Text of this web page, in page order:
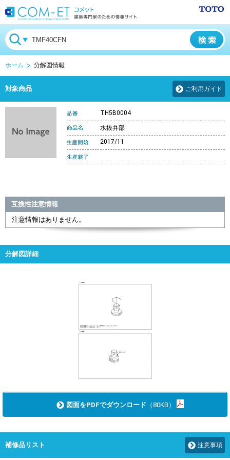
ホーム 分解図情報
対象商品 ご利用ガイド
TH5B0004
水抜弁部
2017/11
互換性注意情報
注意情報はありません。
分解図詳細
図面をPDFでダウンロード （80KB）
補修品リスト 注意事項